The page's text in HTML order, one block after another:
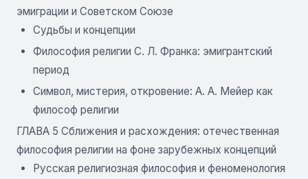
эмиграции и Советском Союзе
Судьбы и концепции
Философия религии С. Л. Франка: эмигрантский
период
Символ, мистерия, откровение: А. А. Мейер как
философ религии
ГЛАВА 5 Сближения и расхождения: отечественная
философия религии на фоне зарубежных концепций
Русская религиозная философия и феноменология